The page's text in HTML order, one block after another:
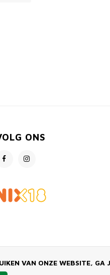
ONS
VAN ONZE WEBSITE, GA